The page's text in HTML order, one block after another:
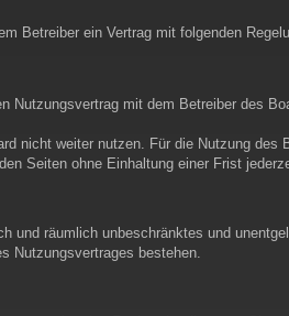
Betreiber ein Vertrag mit folgenden
Nutzungsvertrag mit dem Betreiber des
nicht weiter nutzen. Für die Nutzung des
Seiten ohne Einhaltung einer Frist
räumlich unbeschränktes und
Nutzungsvertrages bestehen.